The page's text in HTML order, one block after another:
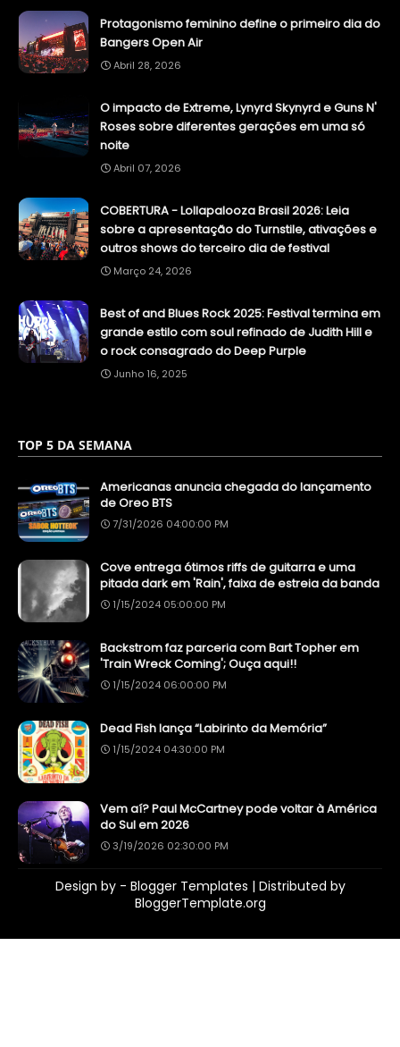
Protagonismo feminino define o primeiro dia do
Bangers Open Air
Abril 28, 2026
O impacto de Extreme, Lynyrd Skynyrd e Guns N'
Roses sobre diferentes gerações em uma só
noite
Abril 07, 2026
COBERTURA - Lollapalooza Brasil 2026: Leia
sobre a apresentação do Turnstile, ativações e
outros shows do terceiro dia de festival
Março 24, 2026
Best of and Blues Rock 2025: Festival termina em
grande estilo com soul refinado de Judith Hill e
o rock consagrado do Deep Purple
Junho 16, 2025
TOP 5 DA SEMANA
Americanas anuncia chegada do lançamento
de Oreo BTS
7/31/2026 04:00:00 PM
Cove entrega ótimos riffs de guitarra e uma
pitada dark em 'Rain', faixa de estreia da banda
1/15/2024 05:00:00 PM
Backstrom faz parceria com Bart Topher em
'Train Wreck Coming'; Ouça aqui!!
1/15/2024 06:00:00 PM
Dead Fish lança “Labirinto da Memória”
1/15/2024 04:30:00 PM
Vem aí? Paul McCartney pode voltar à América
do Sul em 2026
3/19/2026 02:30:00 PM
Design by - Blogger Templates | Distributed by
BloggerTemplate.org